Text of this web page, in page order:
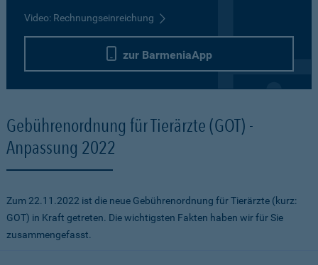
Video: Rechnungseinreichung
zur BarmeniaApp
Gebührenordnung für Tierärzte (GOT) -
Anpassung 2022
Zum 22.11.2022 ist die neue Gebührenordnung für Tierärzte (kurz:
GOT) in Kraft getreten. Die wichtigsten Fakten haben wir für Sie
zusammengefasst.